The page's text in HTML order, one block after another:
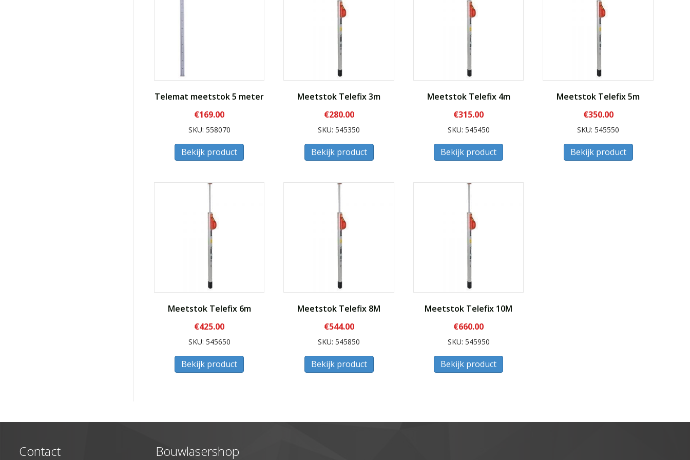
Telemat meetstok 5 meter
€169.00
SKU: 558070
Bekijk product
Meetstok Telefix 3m
€280.00
SKU: 545350
Bekijk product
Meetstok Telefix 4m
€315.00
SKU: 545450
Bekijk product
Meetstok Telefix 5m
€350.00
SKU: 545550
Bekijk product
Meetstok Telefix 6m
€425.00
SKU: 545650
Bekijk product
Meetstok Telefix 8M
€544.00
SKU: 545850
Bekijk product
Meetstok Telefix 10M
€660.00
SKU: 545950
Bekijk product
Contact Bouwlasershop